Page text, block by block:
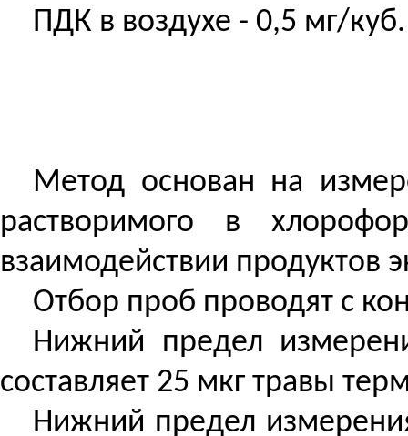
ПДК в воздухе - 0,5 мг/
Метод основан на
растворимого в
взаимодействии продуктов
Отбор проб проводят с
Нижний предел
составляет 25 мкг травы
Нижний предел